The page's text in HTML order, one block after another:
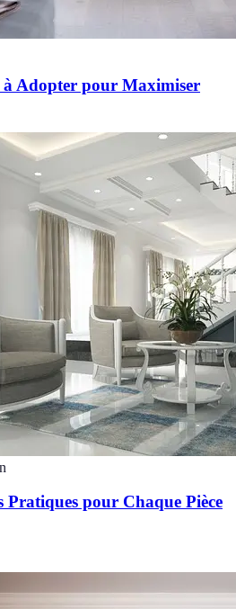
à Adopter pour Maximiser
Pratiques pour Chaque Pièce